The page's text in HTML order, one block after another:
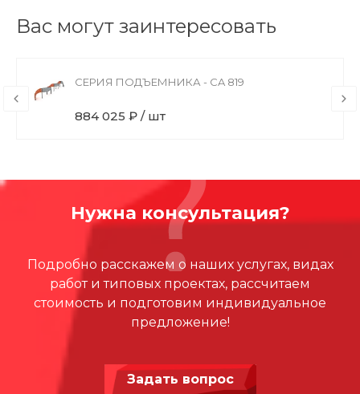
Вас могут заинтересовать
СЕРИЯ ПОДЪЕМНИКА - CA 819
884 025 ₽ / шт
Нужна консультация?
Подробно расскажем о наших услугах, видах
работ и типовых проектах, рассчитаем
стоимость и подготовим индивидуальное
предложение!
Задать вопрос